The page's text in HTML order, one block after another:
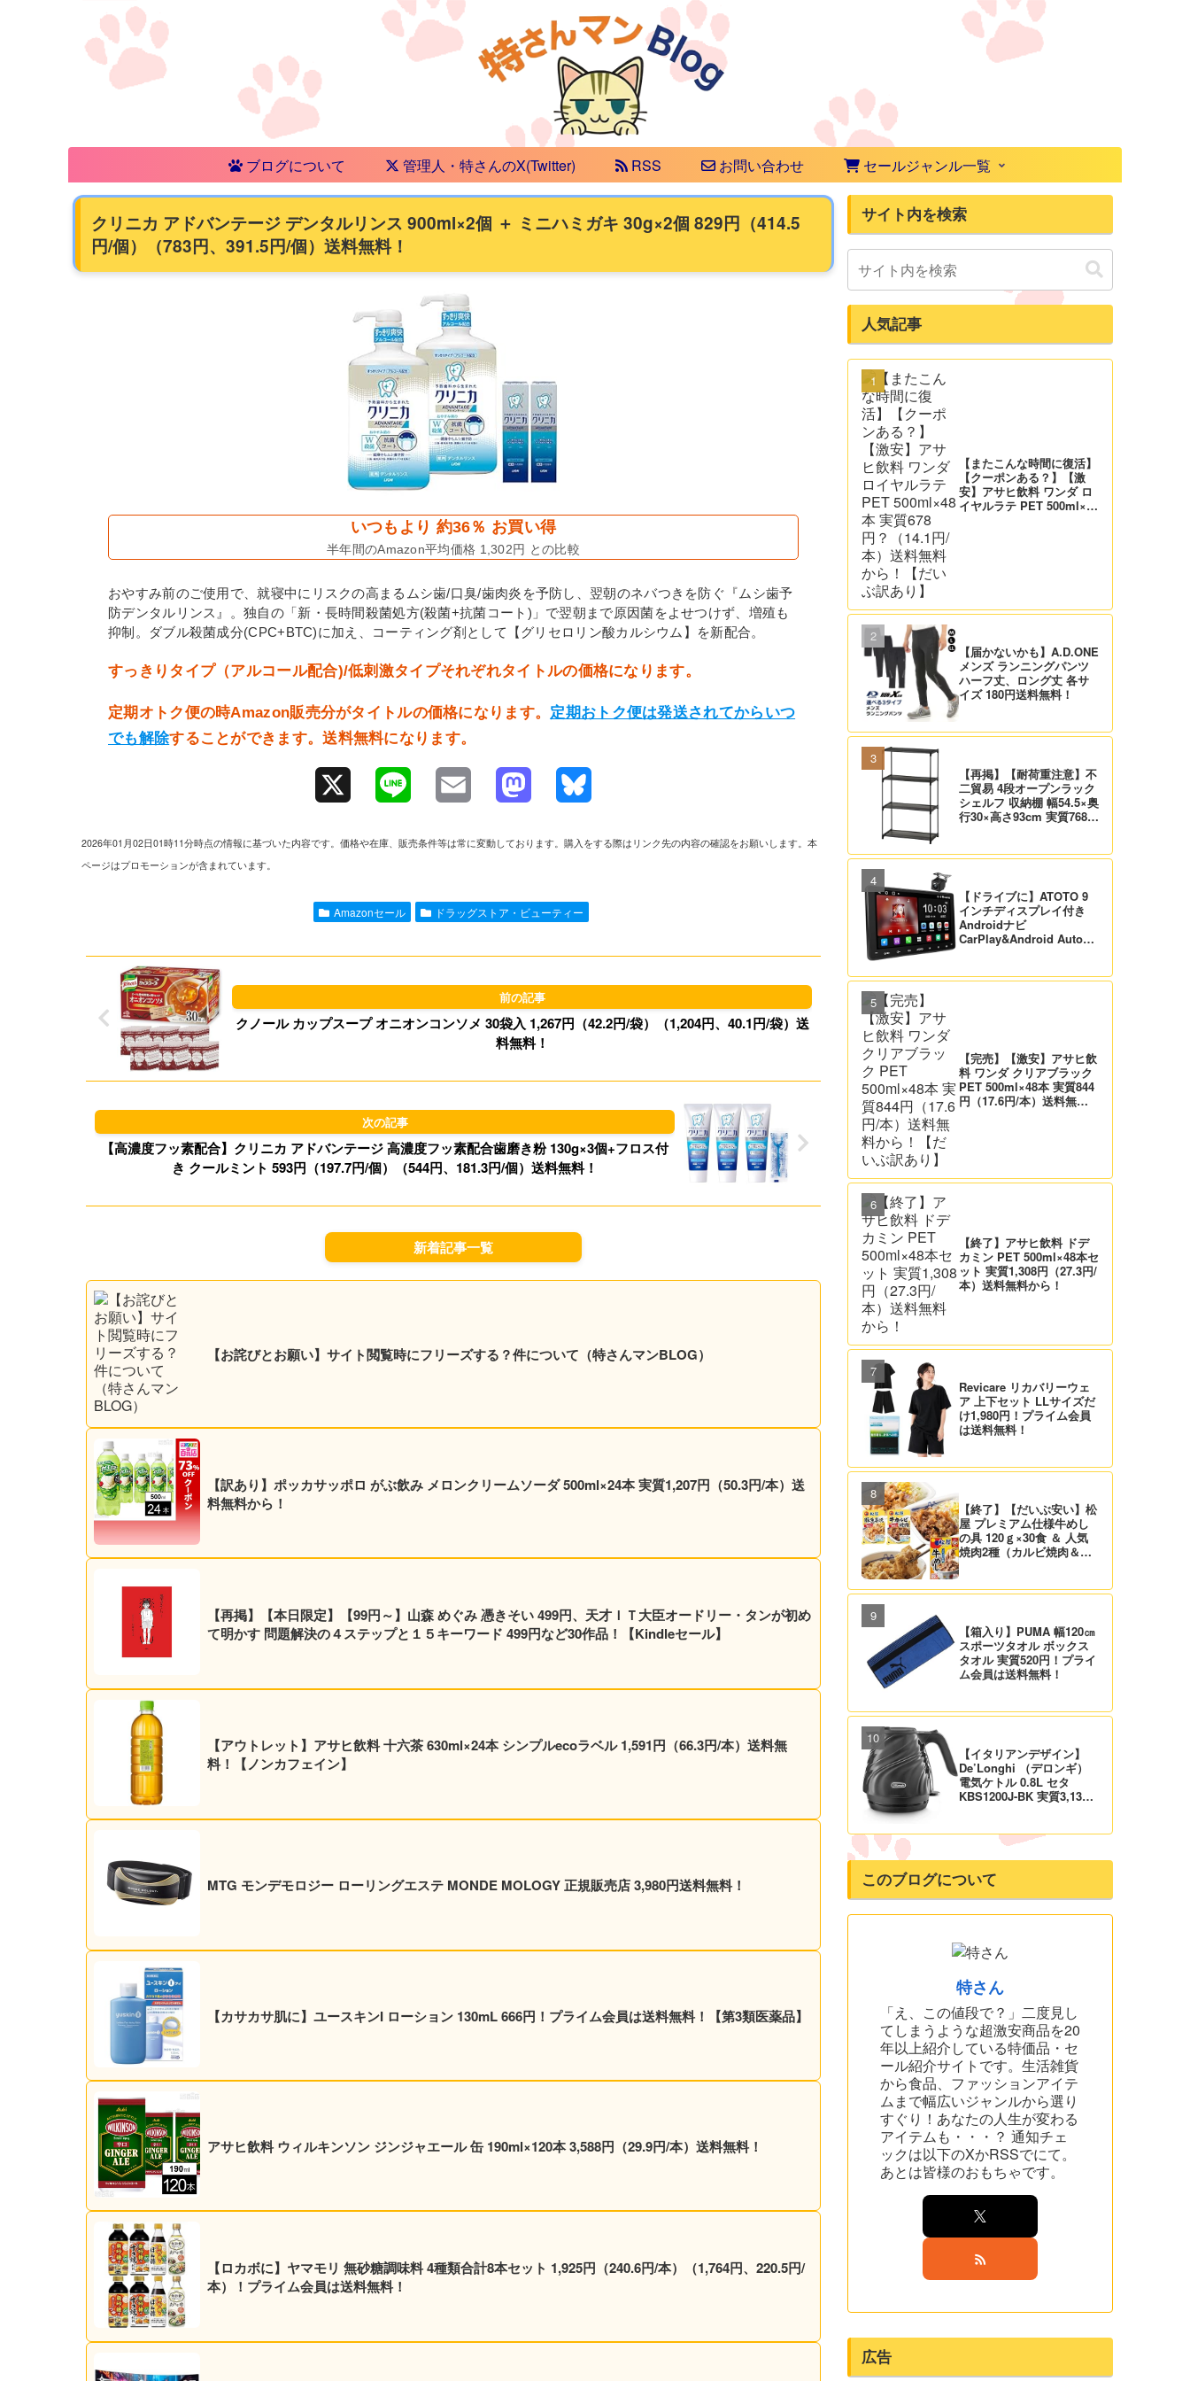
ブログについて 管理人・特さんのX(Twitter) RSS お問い合わせ セールジャンル一覧
クリニカ アドバンテージ デンタルリンス 900ml×2個 ＋ ミニハミガキ 30g×2個 829円（414.5
円/個）（783円、391.5円/個）送料無料！
いつもより 約36％ お買い得
半年間のAmazon平均価格 1,302円 との比較
おやすみ前のご使用で、就寝中にリスクの高まるムシ歯/口臭/歯肉炎を予防し、翌朝のネバつきを防ぐ『ムシ歯予
防デンタルリンス』。独自の「新・長時間殺菌処方(殺菌+抗菌コート)」で翌朝まで原因菌をよせつけず、増殖も
抑制。ダブル殺菌成分(CPC+BTC)に加え、コーティング剤として【グリセロリン酸カルシウム】を新配合。
すっきりタイプ（アルコール配合)/低刺激タイプそれぞれタイトルの価格になります。
定期オトク便の時Amazon販売分がタイトルの価格になります。 定期おトク便は発送されてからいつ
でも解除することができます。送料無料になります。
l o
d
o
n
k
2026年01月02日01時11分時点の情報に基づいた内容です。価格や在庫、販売条件等は常に変動しております。購入をする際はリンク先の内容の確認をお願いします。本
ページはプロモーションが含まれています。
Amazonセール ドラッグストア・ビューティー
クノール カップスープ オニオンコンソメ 30袋入 1,267円（42.2円/袋）（1,204円、40.1円/袋）送
料無料！
【高濃度フッ素配合】クリニカ アドバンテージ 高濃度フッ素配合歯磨き粉 130g×3個+フロス付
き クールミント 593円（197.7円/個）（544円、181.3円/個）送料無料！
新着記事一覧
【お詫びとお願い】サイト閲覧時にフリーズする？件について（特さんマンBLOG）
【訳あり】ポッカサッポロ がぶ飲み メロンクリームソーダ 500ml×24本 実質1,207円（50.3円/本）送
料無料から！
【再掲】【本日限定】【99円～】山森 めぐみ 憑きそい 499円、天才ＩＴ大臣オードリー・タンが初め
て明かす 問題解決の４ステップと１５キーワード 499円など30作品！【Kindleセール】
【アウトレット】アサヒ飲料 十六茶 630ml×24本 シンプルecoラベル 1,591円（66.3円/本）送料無
料！【ノンカフェイン】
MTG モンデモロジー ローリングエステ MONDE MOLOGY 正規販売店 3,980円送料無料！
【カサカサ肌に】ユースキンI ローション 130mL 666円！プライム会員は送料無料！【第3類医薬品】
アサヒ飲料 ウィルキンソン ジンジャエール 缶 190ml×120本 3,588円（29.9円/本）送料無料！
【ロカボに】ヤマモリ 無砂糖調味料 4種類合計8本セット 1,925円（240.6円/本）（1,764円、220.5円/
本）！プライム会員は送料無料！
サイト内を検索
人気記事
【またこんな時間に復活】
【クーポンある？】【激
安】アサヒ飲料 ワンダ ロ
イヤルラテ PET 500ml×48
【届かないかも】A.D.ONE
メンズ ランニングパンツ
ハーフ丈、ロング丈 各サ
イズ 180円送料無料！
【再掲】【耐荷重注意】不
二貿易 4段オープンラック
シェルフ 収納棚 幅54.5×奥
行30×高さ93cm 実質768
【ドライブに】ATOTO 9
インチディスプレイ付き
Androidナビ
CarPlay&Android Auto対
【完売】【激安】アサヒ飲
料 ワンダ クリアブラック
PET 500ml×48本 実質844
円（17.6円/本）送料無料
【終了】アサヒ飲料 ドデ
カミン PET 500ml×48本セ
ット 実質1,308円（27.3円/
本）送料無料から！
Revicare リカバリーウェ
ア 上下セット LLサイズだ
け1,980円！プライム会員
は送料無料！
【終了】【だいぶ安い】松
屋 プレミアム仕様牛めし
の具 120ｇ×30食 ＆ 人気
焼肉2種（カルビ焼肉＆生
料！
【箱入り】PUMA 幅120㎝
スポーツタオル ボックス
タオル 実質520円！プライ
ム会員は送料無料！
【イタリアンデザイン】
De’Longhi （デロンギ）
電気ケトル 0.8L セタ
KBS1200J-BK 実質3,132
このブログについて
特さん
「え、この値段で？」二度見し
てしまうような超激安商品を20
年以上紹介している特価品・セ
ール紹介サイトです。生活雑貨
から食品、ファッションアイテ
ムまで幅広いジャンルから選り
すぐり！あなたの人生が変わる
アイテムも・・・？ 通知チェ
ックは以下のXかRSSでにて。
あとは皆様のおもちゃです。
広告